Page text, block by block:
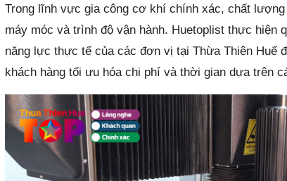
Trong lĩnh vực gia công cơ khí chính xác, chất
máy móc và trình độ vận hành. Huetoplist thực hiện
năng lực thực tế của các đơn vị tại Thừa Thiên Huế
khách hàng tối ưu hóa chi phí và thời gian dựa trên